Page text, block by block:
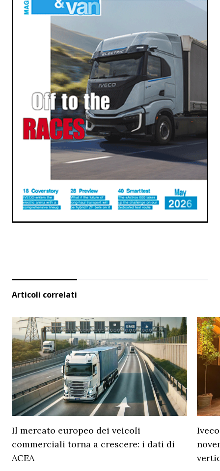
Articoli correlati
Il mercato europeo dei veicoli
commerciali torna a crescere: i dati di
ACEA